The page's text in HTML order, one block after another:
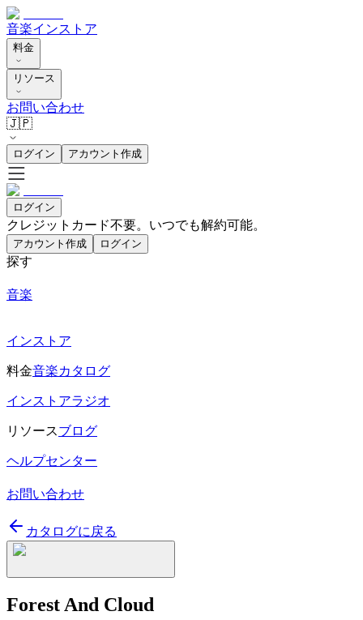
音楽インストア
料金
リソース
お問い合わせ
🇯🇵
ログイン アカウント作成
ログイン
クレジットカード不要。いつでも解約可能。
アカウント作成 ログイン
探す
音楽
インストア
料金音楽カタログ
インストアラジオ
リソースブログ
ヘルプセンター
お問い合わせ
カタログに戻る
Forest And Cloud